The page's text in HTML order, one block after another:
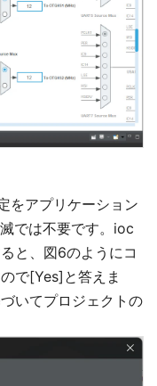
をアプリケーション
では不要です。ioc
と、図6のようにコ
で[Yes]と答えま
いてプロジェクトの